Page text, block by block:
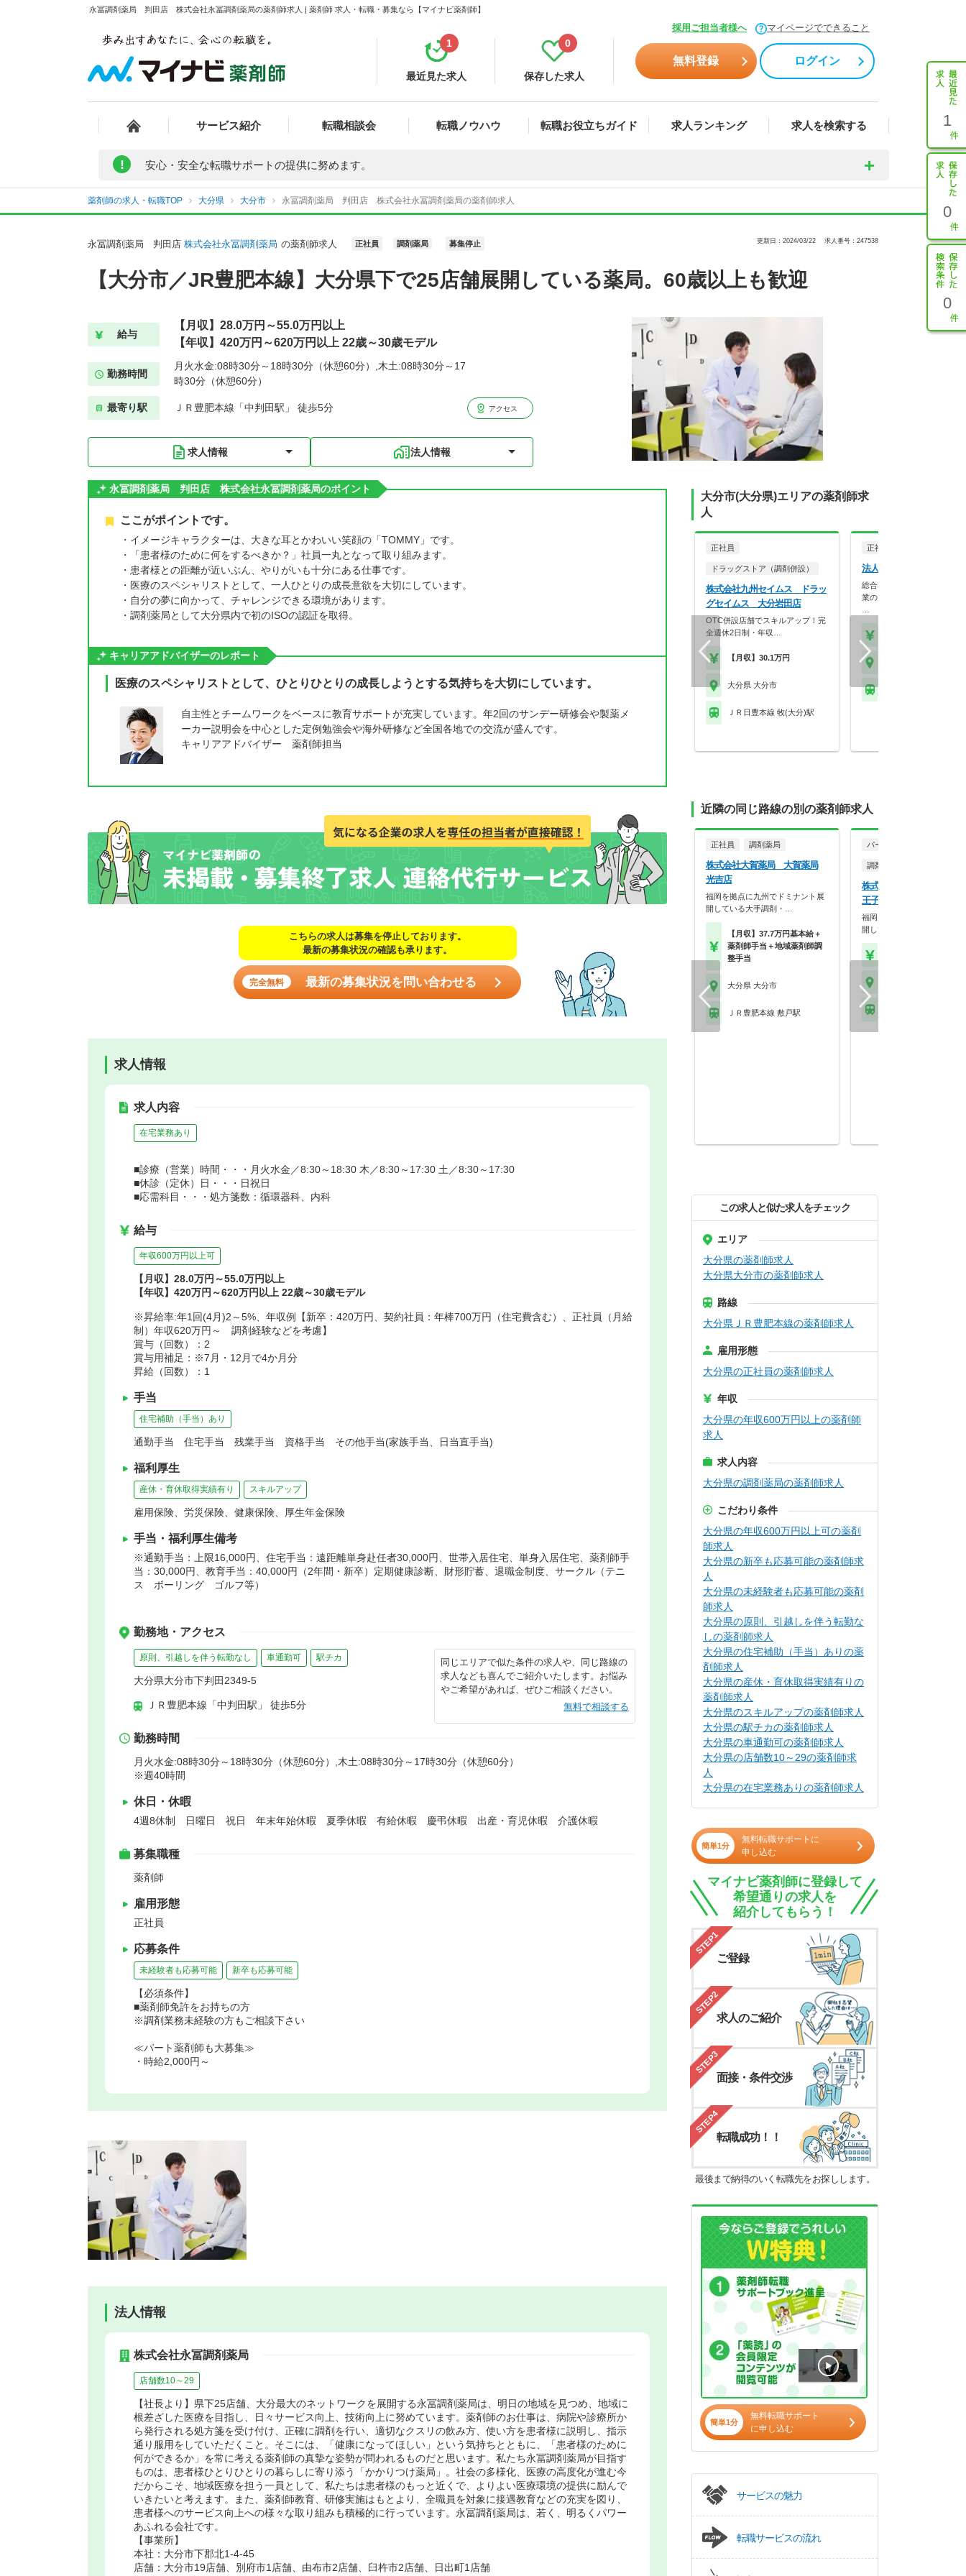
永冨調剤薬局 判田店 株式会社永冨調剤薬局の薬剤師求人 | 薬剤師 求人・転職・募集なら【マイナビ薬剤師】
採用ご担当者様へ マイページでできること
最近見た求人
1
保存した求人
0
無料登録 ログイン
サービス紹介 転職相談会 転職ノウハウ 転職お役立ちガイド 求人ランキング 求人を検索する 1
0
0
! 安心・安全な転職サポートの提供に努めます。
薬剤師の求人・転職TOP 大分県 大分市 永冨調剤薬局 判田店 株式会社永冨調剤薬局の薬剤師求人
永冨調剤薬局 判田店 株式会社永冨調剤薬局 の薬剤師求人 正社員 調剤薬局 募集停止 更新日：2024/03/22 求人番号：247538
【大分市／JR豊肥本線】大分県下で25店舗展開している薬局。60歳以上も歓迎
給与
【月収】28.0万円～55.0万円以上
【年収】420万円～620万円以上 22歳～30歳モデル
勤務時間
月火水金:08時30分～18時30分（休憩60分）,木土:08時30分～17
時30分（休憩60分）
最寄り駅 ＪＲ豊肥本線「中判田駅」 徒歩5分 アクセス
求人情報 法人情報
永冨調剤薬局 判田店 株式会社永冨調剤薬局のポイント
ここがポイントです。
・イメージキャラクターは、大きな耳とかわいい笑顔の「TOMMY」です。
・「患者様のために何をするべきか？」社員一丸となって取り組みます。
・患者様との距離が近いぶん、やりがいも十分にある仕事です。
・医療のスペシャリストとして、一人ひとりの成長意欲を大切にしています。
・自分の夢に向かって、チャレンジできる環境があります。
・調剤薬局として大分県内で初のISOの認証を取得。
キャリアアドバイザーのレポート
医療のスペシャリストとして、ひとりひとりの成長しようとする気持ちを大切にしています。
自主性とチームワークをベースに教育サポートが充実しています。年2回のサンデー研修会や製薬メ
ーカー説明会を中心とした定例勉強会や海外研修など全国各地での交流が盛んです。
キャリアアドバイザー 薬剤師担当
こちらの求人は募集を停止しております。
最新の募集状況の確認も承ります。
完全無料 最新の募集状況を問い合わせる
求人情報
求人内容
在宅業務あり
■診療（営業）時間・・・月火水金／8:30～18:30 木／8:30～17:30 土／8:30～17:30
■休診（定休）日・・・日祝日
■応需科目・・・処方箋数：循環器科、内科
給与
年収600万円以上可
【月収】28.0万円～55.0万円以上
【年収】420万円～620万円以上 22歳～30歳モデル
※昇給率:年1回(4月)2～5%、年収例【新卒：420万円、契約社員：年棒700万円（住宅費含む）、正社員（月給
制）年収620万円～ 調剤経験などを考慮】
賞与（回数）：2
賞与用補足：※7月・12月で4か月分
昇給（回数）：1
手当
住宅補助（手当）あり
通勤手当 住宅手当 残業手当 資格手当 その他手当(家族手当、日当直手当)
福利厚生
産休・育休取得実績有り スキルアップ
雇用保険、労災保険、健康保険、厚生年金保険
手当・福利厚生備考
※通勤手当：上限16,000円、住宅手当：遠距離単身赴任者30,000円、世帯入居住宅、単身入居住宅、薬剤師手
当：30,000円、教育手当：40,000円（2年間・新卒）定期健康診断、財形貯蓄、退職金制度、サークル（テニ
ス ボーリング ゴルフ等）
勤務地・アクセス
原則、引越しを伴う転勤なし 車通勤可 駅チカ
大分県大分市下判田2349-5
ＪＲ豊肥本線「中判田駅」 徒歩5分
同じエリアで似た条件の求人や、同じ路線の
求人なども喜んでご紹介いたします。お悩み
やご希望があれば、ぜひご相談ください。
無料で相談する
勤務時間
月火水金:08時30分～18時30分（休憩60分）,木土:08時30分～17時30分（休憩60分）
※週40時間
休日・休暇
4週8休制 日曜日 祝日 年末年始休暇 夏季休暇 有給休暇 慶弔休暇 出産・育児休暇 介護休暇
募集職種
薬剤師
雇用形態
正社員
応募条件
未経験者も応募可能 新卒も応募可能
【必須条件】
■薬剤師免許をお持ちの方
※調剤業務未経験の方もご相談下さい
≪パート薬剤師も大募集≫
・時給2,000円～
法人情報
株式会社永冨調剤薬局
店舗数10～29
【社長より】県下25店舗、大分最大のネットワークを展開する永冨調剤薬局は、明日の地域を見つめ、地域に
根差ざした医療を目指し、日々サービス向上、技術向上に努めています。薬剤師のお仕事は、病院や診療所か
ら発行される処方箋を受け付け、正確に調剤を行い、適切なクスリの飲み方、使い方を患者様に説明し、指示
通り服用をしていただくこと。そこには、「健康になってほしい」という気持ちとともに、「患者様のために
何ができるか」を常に考える薬剤師の真摯な姿勢が問われるものだと思います。私たち永冨調剤薬局が目指す
ものは、患者様ひとりひとりの暮らしに寄り添う「かかりつけ薬局」。社会の多様化、医療の高度化が進む今
だからこそ、地域医療を担う一員として、私たちは患者様のもっと近くで、よりよい医療環境の提供に励んで
いきたいと考えます。また、薬剤師教育、研修実施はもとより、全職員を対象に接遇教育などの充実を図り、
患者様へのサービス向上への様々な取り組みも積極的に行っています。永冨調剤薬局は、若く、明るくパワー
あふれる会社です。
【事業所】
本社：大分市下郡北1-4-45
店舗：大分市19店舗、別府市1店舗、由布市2店舗、臼杵市2店舗、日出町1店舗
大分市(大分県)エリアの薬剤師求
人
正社員
ドラッグストア（調剤併設）
株式会社九州セイムス ドラッ
グセイムス 大分岩田店
OTC併設店舗でスキルアップ！完
全週休2日制・年収…
【月収】30.1万円
大分県 大分市
ＪＲ日豊本線 牧(大分)駅
正社員
法人名非公開
総合科目を応需している365
業の店舗です。
近隣の同じ路線の別の薬剤師求人
正社員 調剤薬局
株式会社大賀薬局 大賀薬局
光吉店
福岡を拠点に九州でドミナント展
開している大手調剤・…
【月収】37.7万円基本給＋
薬剤師手当＋地域薬剤師調
整手当
大分県 大分市
ＪＲ豊肥本線 敷戸駅
パート・アルバイト
調剤薬局
株式会社大賀薬局 大賀
王子店
福岡を拠点に九州でドミナン
開している大手調剤・…
この求人と似た求人をチェック
エリア
大分県の薬剤師求人
大分県大分市の薬剤師求人
路線
大分県ＪＲ豊肥本線の薬剤師求人
雇用形態
大分県の正社員の薬剤師求人
年収
大分県の年収600万円以上の薬剤師
求人
求人内容
大分県の調剤薬局の薬剤師求人
こだわり条件
大分県の年収600万円以上可の薬剤
師求人
大分県の新卒も応募可能の薬剤師求
人
大分県の未経験者も応募可能の薬剤
師求人
大分県の原則、引越しを伴う転勤な
しの薬剤師求人
大分県の住宅補助（手当）ありの薬
剤師求人
大分県の産休・育休取得実績有りの
薬剤師求人
大分県のスキルアップの薬剤師求人
大分県の駅チカの薬剤師求人
大分県の車通勤可の薬剤師求人
大分県の店舗数10～29の薬剤師求
人
大分県の在宅業務ありの薬剤師求人
簡単1分
無料転職サポートに
申し込む
マイナビ薬剤師に登録して
希望通りの求人を
紹介してもらう！
STEP1
ご登録
STEP2
求人のご紹介
STEP3
面接・条件交渉
STEP4
転職成功！！
最後まで納得のいく転職先をお探しします。
簡単1分
無料転職サポート
に申し込む
サービスの魅力
転職サービスの流れ